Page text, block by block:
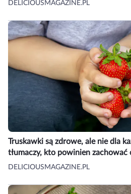
DELICIOUSMAGAZINE.PL
Truskawki są zdrowe, ale nie dla
tłumaczy, kto powinien zachować
DELICIOUSMAGAZINE.PL